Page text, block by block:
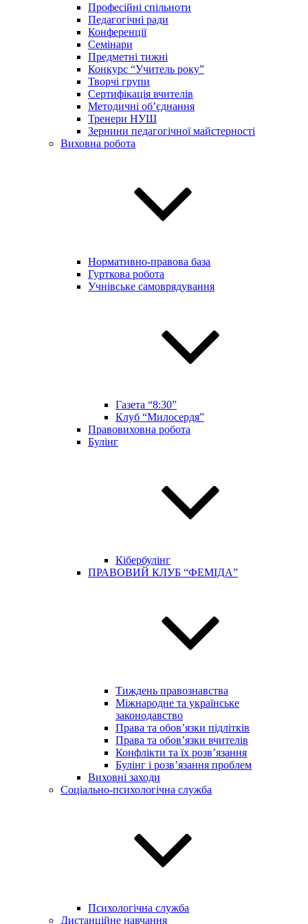
Професійні спільноти
Педагогічні ради
Конференції
Семінари
Предметні тижні
Конкурс “Учитель року”
Творчі групи
Сертифікація вчителів
Методичні об’єднання
Тренери НУШ
Зернини педагогічної майстерності
Виховна робота
Нормативно-правова база
Гурткова робота
Учнівське самоврядування
Газета “8:30”
Клуб “Милосердя”
Правовиховна робота
Булінг
Кібербулінг
ПРАВОВИЙ КЛУБ “ФЕМІДА”
Тиждень правознавства
Міжнародне та українське
законодавство
Права та обов’язки підлітків
Права та обов’язки вчителів
Конфлікти та їх розв’язання
Булінг і розв’язання проблем
Виховні заходи
Соціально-психологічна служба
Психологічна служба
Дистанційне навчання